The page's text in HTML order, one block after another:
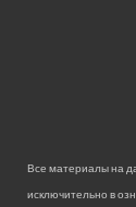
Все материалы на
исключительно в